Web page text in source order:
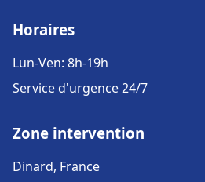
Horaires
Lun-Ven: 8h-19h
Service d'urgence 24/7
Zone intervention
Dinard, France